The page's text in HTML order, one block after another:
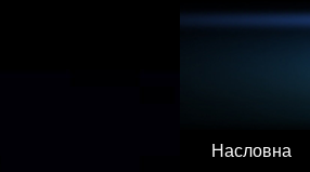
Насловна